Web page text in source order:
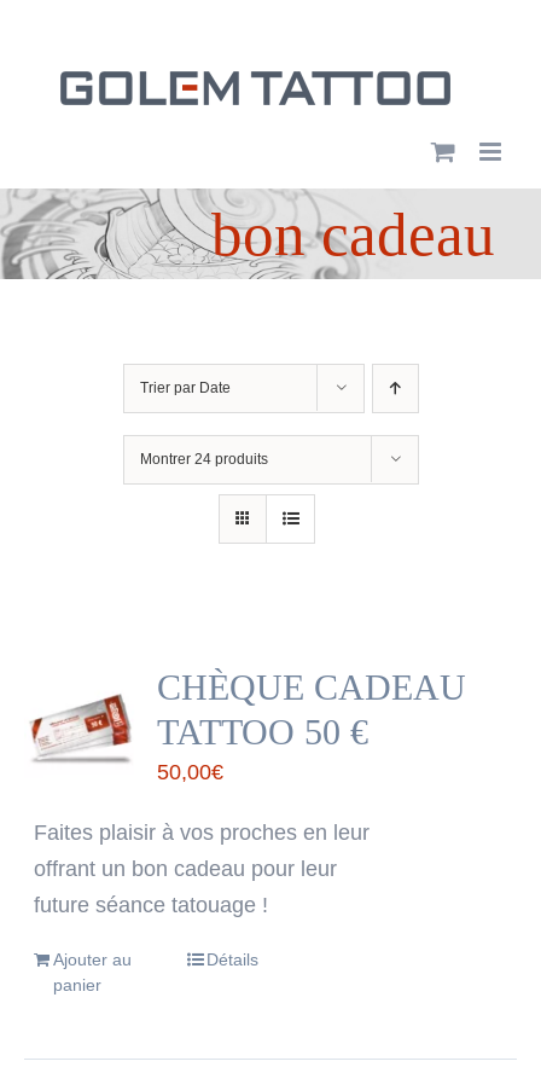
contenu
bon cadeau
Trier par Date
Montrer 24 produits
CHÈQUE CADEAU
TATTOO 50 €
50,00€
Faites plaisir à vos proches en leur
offrant un bon cadeau pour leur
future séance tatouage !
Ajouter au
panier
Détails